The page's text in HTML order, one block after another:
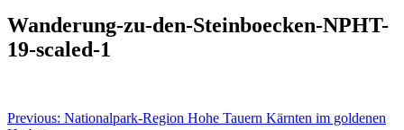
Wanderung-zu-den-Steinboecken-NPHT-
19-scaled-1
Beitragsnavigation
Previous: Nationalpark-Region Hohe Tauern Kärnten im goldenen